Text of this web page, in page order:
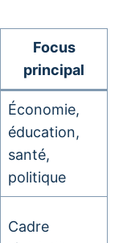
Focus
principal
Économie,
éducation,
santé,
politique
Cadre